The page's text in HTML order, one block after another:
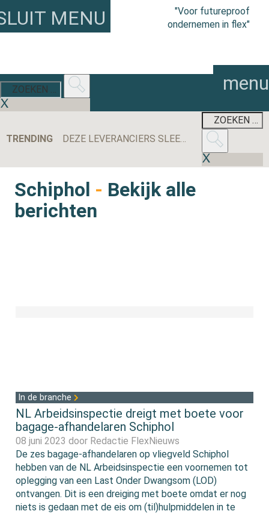
"Voor futureproof
ondernemen in flex"
MENU
menu
TRENDING DEZE LEVERANCIERS SLEEPTEN DE MEESTE AANBESTEDINGEN BINNEN IN 2025
Schiphol - Bekijk alle
berichten
In de branche
NL Arbeidsinspectie dreigt met boete voor
bagage-afhandelaren Schiphol
08 juni 2023 door Redactie FlexNieuws
De zes bagage-afhandelaren op vliegveld Schiphol
hebben van de NL Arbeidsinspectie een voornemen tot
oplegging van een Last Onder Dwangsom (LOD)
ontvangen. Dit is een dreiging met boete omdat er nog
niets is gedaan met de eis om (til)hulpmiddelen in te